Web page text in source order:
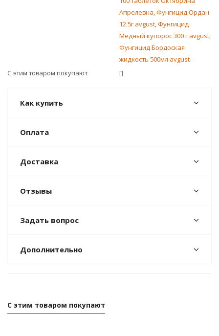
Апрелевна,Фунгицид Ордан
12.5г avgust,Фунгицид
Медный купорос 300 г avgust,
Фунгицид Бордоская
жидкость 500мл avgust
С этим товаром покупают
[]
Как купить
Оплата
Доставка
Отзывы
Задать вопрос
Дополнительно
С этим товаром покупают